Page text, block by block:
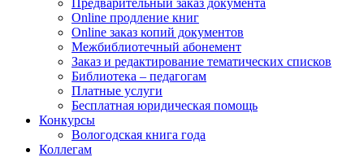
Предварительный заказ документа
Online продление книг
Online заказ копий документов
Межбиблиотечный абонемент
Заказ и редактирование тематических списков
Библиотека – педагогам
Платные услуги
Бесплатная юридическая помощь
Конкурсы
Вологодская книга года
Коллегам